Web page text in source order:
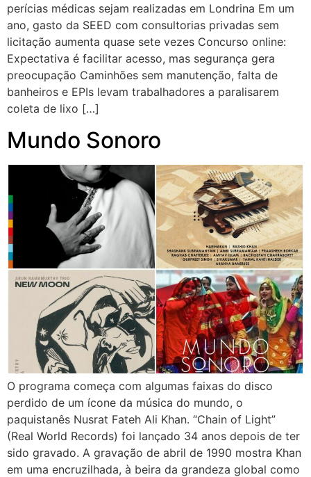
perícias médicas sejam realizadas em Londrina Em um
ano, gasto da SEED com consultorias privadas sem
licitação aumenta quase sete vezes Concurso online:
Expectativa é facilitar acesso, mas segurança gera
preocupação Caminhões sem manutenção, falta de
banheiros e EPIs levam trabalhadores a paralisarem
coleta de lixo […]
Mundo Sonoro
O programa começa com algumas faixas do disco
perdido de um ícone da música do mundo, o
paquistanês Nusrat Fateh Ali Khan. “Chain of Light”
(Real World Records) foi lançado 34 anos depois de ter
sido gravado. A gravação de abril de 1990 mostra Khan
em uma encruzilhada, à beira da grandeza global como